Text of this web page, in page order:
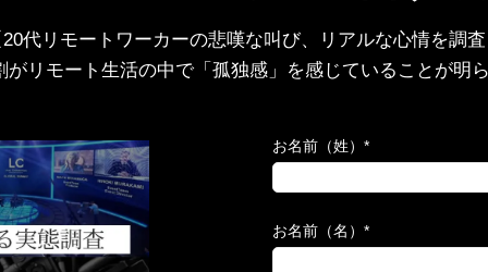
代リモートワーカーの悲嘆な叫び、リアルな心情を調査
がリモート生活の中で「孤独感」を感じていることが明
お名前（姓） *
お名前（名） *